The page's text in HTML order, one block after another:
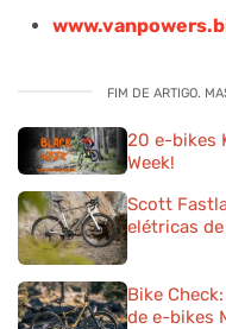
FIM DE ARTIGO.
20 e-bikes
Week!
Scott
elétricas
Bike
de e-bikes